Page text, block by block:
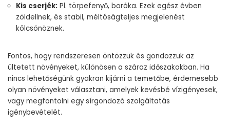
Kis cserjék: Pl. törpefenyő, boróka. Ezek egész évben
zöldellnek, és stabil, méltóságteljes megjelenést
kölcsönöznek.
Fontos, hogy rendszeresen öntözzük és gondozzuk az
ültetett növényeket, különösen a száraz időszakokban. Ha
nincs lehetőségünk gyakran kijárni a temetőbe, érdemesebb
olyan növényeket választani, amelyek kevésbé vízigényesek,
vagy megfontolni egy sírgondozó szolgáltatás
igénybevételét.